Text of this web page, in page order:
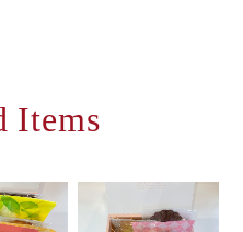
Items